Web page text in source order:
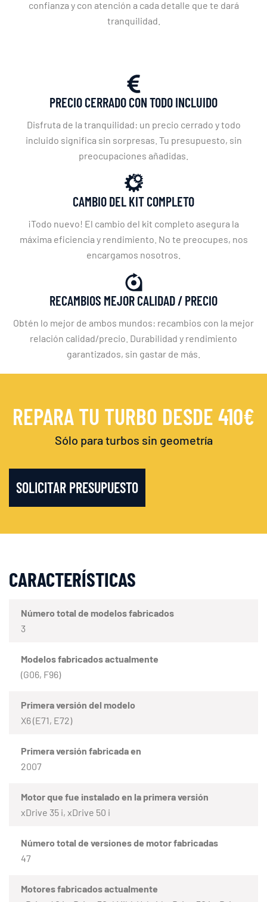
confianza y con atención a cada detalle que te dará
tranquilidad.
PRECIO CERRADO CON TODO INCLUIDO
Disfruta de la tranquilidad: un precio cerrado y todo
incluido significa sin sorpresas. Tu presupuesto, sin
preocupaciones añadidas.
CAMBIO DEL KIT COMPLETO
¡Todo nuevo! El cambio del kit completo asegura la
máxima eficiencia y rendimiento. No te preocupes, nos
encargamos nosotros.
RECAMBIOS MEJOR CALIDAD / PRECIO
Obtén lo mejor de ambos mundos: recambios con la mejor
relación calidad/precio. Durabilidad y rendimiento
garantizados, sin gastar de más.
REPARA TU TURBO DESDE 410€
Sólo para turbos sin geometría
SOLICITAR PRESUPUESTO
CARACTERÍSTICAS
Número total de modelos fabricados
3
Modelos fabricados actualmente
(G06, F96)
Primera versión del modelo
X6 (E71, E72)
Primera versión fabricada en
2007
Motor que fue instalado en la primera versión
xDrive 35 i, xDrive 50 i
Número total de versiones de motor fabricadas
47
Motores fabricados actualmente